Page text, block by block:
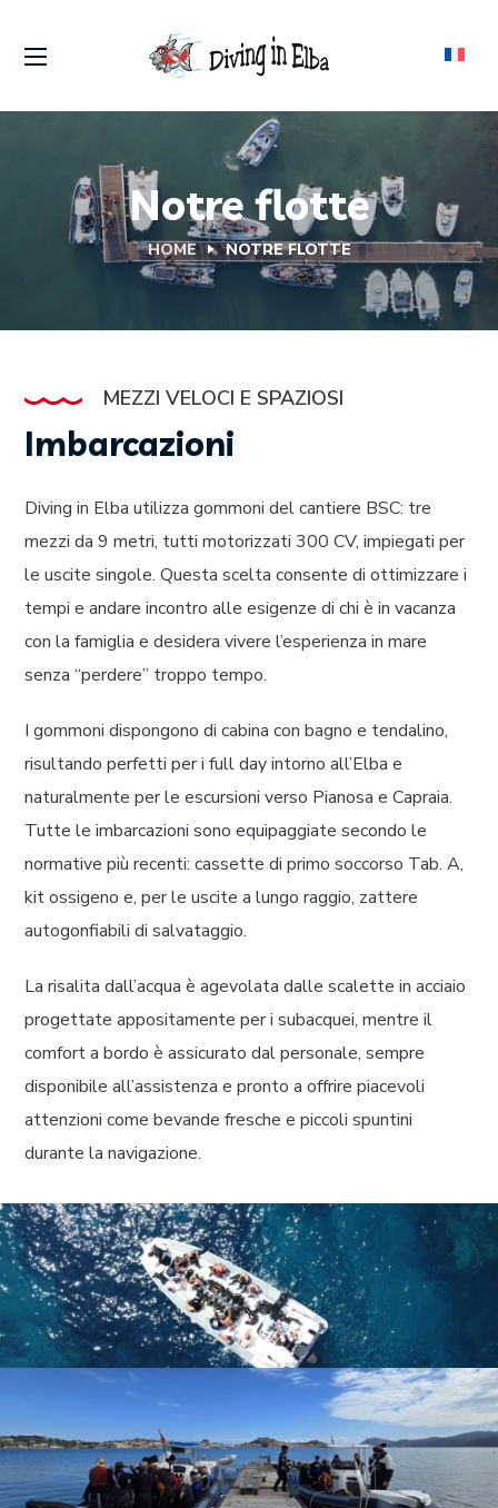
Notre flotte
HOME NOTRE FLOTTE
MEZZI VELOCI E SPAZIOSI
Imbarcazioni
Diving in Elba utilizza gommoni del cantiere BSC: tre
mezzi da 9 metri, tutti motorizzati 300 CV, impiegati per
le uscite singole. Questa scelta consente di ottimizzare i
tempi e andare incontro alle esigenze di chi è in vacanza
con la famiglia e desidera vivere l’esperienza in mare
senza “perdere” troppo tempo.
I gommoni dispongono di cabina con bagno e tendalino,
risultando perfetti per i full day intorno all’Elba e
naturalmente per le escursioni verso Pianosa e Capraia.
Tutte le imbarcazioni sono equipaggiate secondo le
normative più recenti: cassette di primo soccorso Tab. A,
kit ossigeno e, per le uscite a lungo raggio, zattere
autogonfiabili di salvataggio.
La risalita dall’acqua è agevolata dalle scalette in acciaio
progettate appositamente per i subacquei, mentre il
comfort a bordo è assicurato dal personale, sempre
disponibile all’assistenza e pronto a offrire piacevoli
attenzioni come bevande fresche e piccoli spuntini
durante la navigazione.